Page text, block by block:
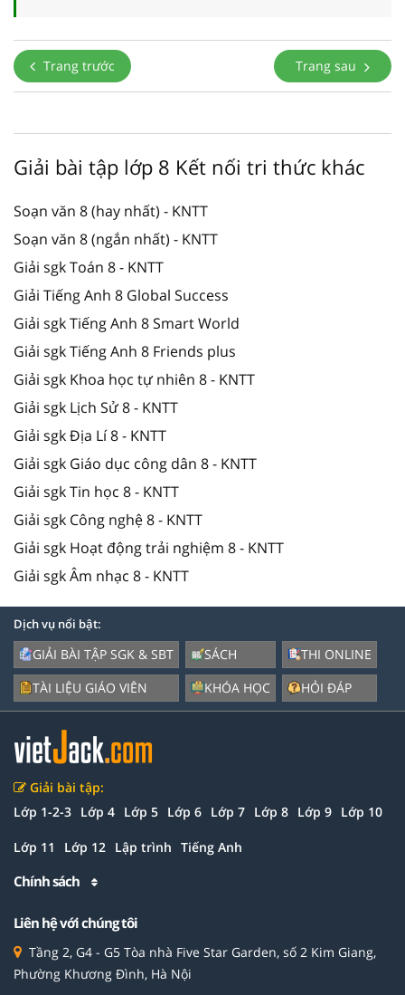
Trang trước Trang sau
Giải bài tập lớp 8 Kết nối tri thức khác
Soạn văn 8 (hay nhất) - KNTT
Soạn văn 8 (ngắn nhất) - KNTT
Giải sgk Toán 8 - KNTT
Giải Tiếng Anh 8 Global Success
Giải sgk Tiếng Anh 8 Smart World
Giải sgk Tiếng Anh 8 Friends plus
Giải sgk Khoa học tự nhiên 8 - KNTT
Giải sgk Lịch Sử 8 - KNTT
Giải sgk Địa Lí 8 - KNTT
Giải sgk Giáo dục công dân 8 - KNTT
Giải sgk Tin học 8 - KNTT
Giải sgk Công nghệ 8 - KNTT
Giải sgk Hoạt động trải nghiệm 8 - KNTT
Giải sgk Âm nhạc 8 - KNTT
Dịch vụ nổi bật:
GIẢI BÀI TẬP SGK & SBT
TÀI LIỆU GIÁO VIÊN
SÁCH
KHÓA HỌC
THI ONLINE
HỎI ĐÁP
Giải bài tập:
Lớp 1-2-3 Lớp 4 Lớp 5 Lớp 6 Lớp 7 Lớp 8 Lớp 9 Lớp 10
Lớp 11 Lớp 12 Lập trình Tiếng Anh
Chính sách
Liên hệ với chúng tôi
Tầng 2, G4 - G5 Tòa nhà Five Star Garden, số 2 Kim Giang,
Phường Khương Đình, Hà Nội